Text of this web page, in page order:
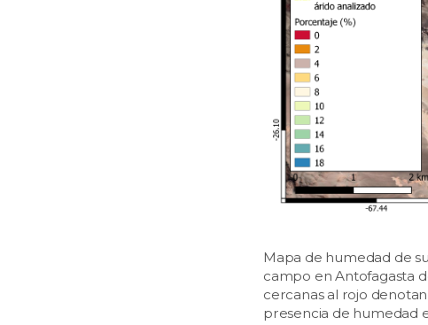
Mapa de humedad de
campo en Antofagasta
cercanas al rojo
presencia de humedad